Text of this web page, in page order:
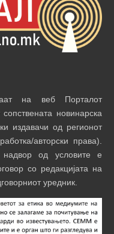
на веб Порталот
новинарска
издавачи од регионот
авторски права).
од условите е
со редакцијата на
уредник.